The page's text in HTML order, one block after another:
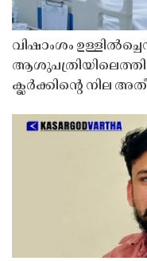
വിഷാംശം
ആശുപത്രിയിലെത്തി;
ക്ലർക്കിൻ്റെ നില